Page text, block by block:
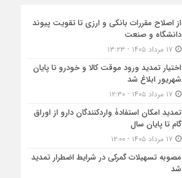
از اصلاح مقررات بانکی و ارزی تا تقویت پیوند
دانشگاه و صنعت
اختیار تمدید ورود موقت کالا و خودرو تا پایان
شهریور ابلاغ شد
تمدید امکان استفادۀ واردکنندگان دارو از اوراق
گام تا پایان سال
مصوبه تسهیلات گمرکی در شرایط اضطرار تمدید
شد